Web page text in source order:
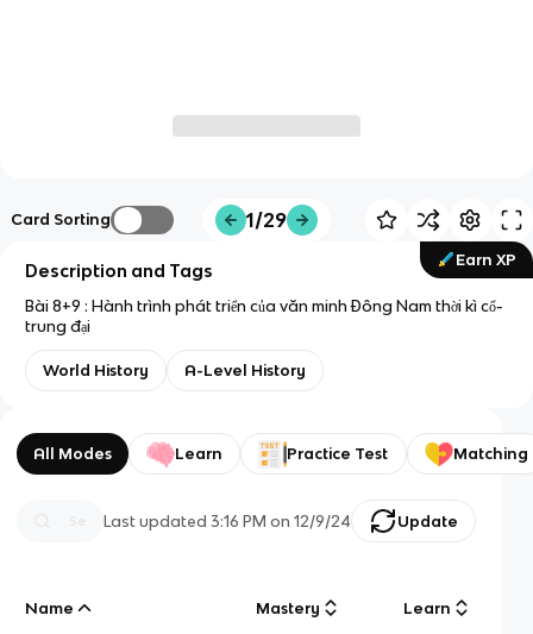
Card Sorting 1/29
Earn XP
Description and Tags
Bài 8+9 : Hành trình phát triển của văn minh Đông Nam thời kì cổ-
trung đại
World History A-Level History
All Modes Learn Practice Test Matching
Last updated3:16 PM on 12/9/24 Update
Name Mastery Learn